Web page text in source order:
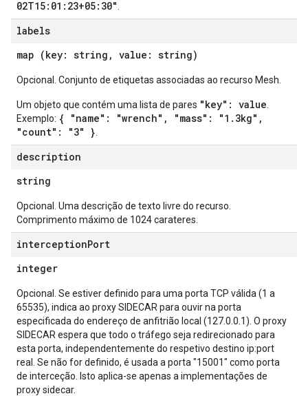
02T15:01:23+05:30"
labels
map (key: string, value: string)
Opcional. Conjunto de etiquetas associadas ao recurso Mesh.
Um objeto que contém uma lista de pares "key": value
Exemplo: { "name": "wrench", "mass": "1.3kg",
"count": "3" }
description
string
Opcional. Uma descrição de texto livre do recurso.
Comprimento máximo de 1024 carateres.
interceptionPort
integer
Opcional. Se estiver definido para uma porta TCP válida (1 a
65535), indica ao proxy SIDECAR para ouvir na porta
especificada do endereço de anfitrião local (127.0.0.1). O proxy
SIDECAR espera que todo o tráfego seja redirecionado para
esta porta, independentemente do respetivo destino ip:port
real. Se não for definido, é usada a porta "15001" como porta
de interceção. Isto aplica-se apenas a implementações de
proxy sidecar.